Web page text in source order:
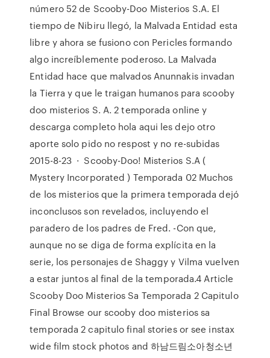
número 52 de Scooby-Doo Misterios S.A. El
tiempo de Nibiru llegó, la Malvada Entidad esta
libre y ahora se fusiono con Pericles formando
algo increíblemente poderoso. La Malvada
Entidad hace que malvados Anunnakis invadan
la Tierra y que le traigan humanos para scooby
doo misterios S. A. 2 temporada online y
descarga completo hola aqui les dejo otro
aporte solo pido no respost y no re-subidas
2015-8-23 · Scooby-Doo! Misterios S.A (
Mystery Incorporated ) Temporada 02 Muchos
de los misterios que la primera temporada dejó
inconclusos son revelados, incluyendo el
paradero de los padres de Fred. -Con que,
aunque no se diga de forma explícita en la
serie, los personajes de Shaggy y Vilma vuelven
a estar juntos al final de la temporada.4 Article
Scooby Doo Misterios Sa Temporada 2 Capitulo
Final Browse our scooby doo misterios sa
temporada 2 capitulo final stories or see instax
wide film stock photos and 하남드림소아청소년